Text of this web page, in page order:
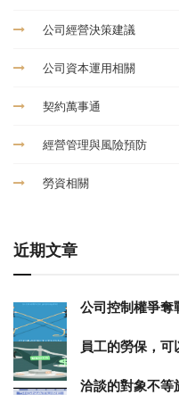
公司經營決策建議
公司資本運用相關
契約萬事通
經營管理與風險預防
勞資相關
近期文章
公司控制權爭奪
員工的勞保，可
洽談的對象不等